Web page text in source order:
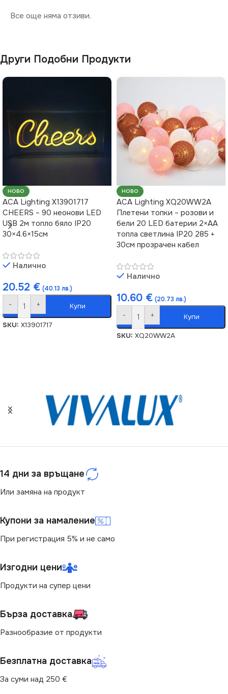
Все още няма отзиви.
Други Подобни Продукти
НОВО
ACA Lighting X13901717
CHEERS – 90 неонови LED
USB 2м топло бяло IP20
30×4.6×15см
Налично
20.52 € (40.13 лв.)
- + Купи
SKU: X13901717
НОВО
ACA Lighting XQ20WW2A
Плетени топки – розови и
бели 20 LED батерии 2×AA
топла светлина IP20 285 +
30см прозрачен кабел
Налично
10.60 € (20.73 лв.)
- + Купи
SKU: XQ20WW2A
14 дни за връщане
Или замяна на продукт
Купони за намаление
При регистрация 5% и не само
Изгодни цени
Продукти на супер цени
Бърза доставка
Разнообразие от продукти
Безплатна доставка
За суми над 250 €